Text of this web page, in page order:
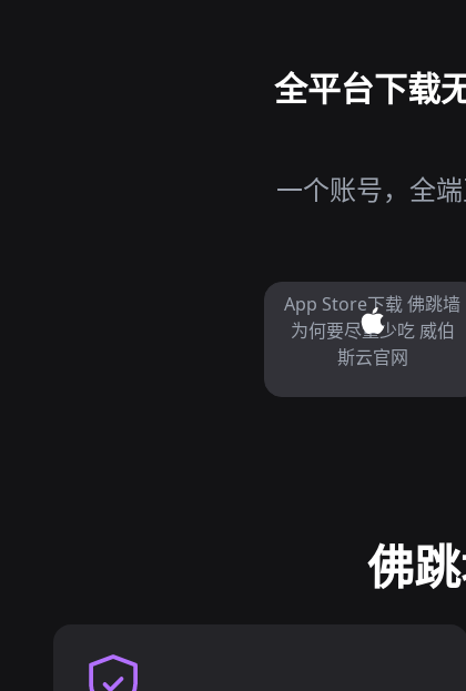
全平台下载
一个账号，全
App Store下载 佛跳墙
为何要尽量少吃 威伯
斯云官网
佛